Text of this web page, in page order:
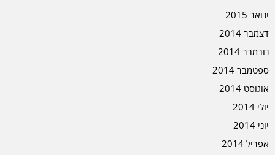
ינואר 2015
דצמבר 2014
נובמבר 2014
ספטמבר 2014
אוגוסט 2014
יולי 2014
יוני 2014
אפריל 2014